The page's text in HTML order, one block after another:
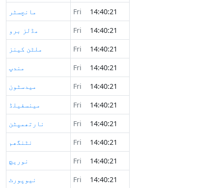
مانچسٹر
Fri
14:40:21
مڈلز برو
Fri
14:40:21
ملٹن کینز
Fri
14:40:21
مندپ
Fri
14:40:21
میدسٹون
Fri
14:40:21
مینسفیلڈ
Fri
14:40:21
نارتھمپٹن
Fri
14:40:21
نٹنگھم
Fri
14:40:21
نوريچ
Fri
14:40:21
نیوپورٹ
Fri
14:40:21